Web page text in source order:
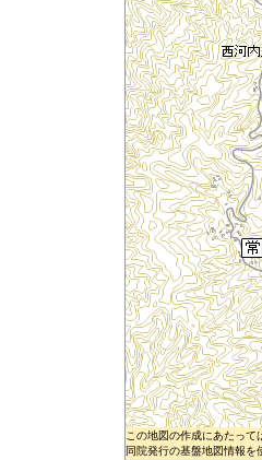
この地図の作成にあたって
同院発行の基盤地図情報